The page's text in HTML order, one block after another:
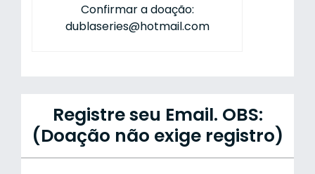
Confirmar a doação:
dublaseries@hotmail.com
Registre seu Email. OBS:
(Doação não exige registro)